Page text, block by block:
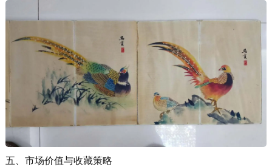
五、市场价值与收藏策略